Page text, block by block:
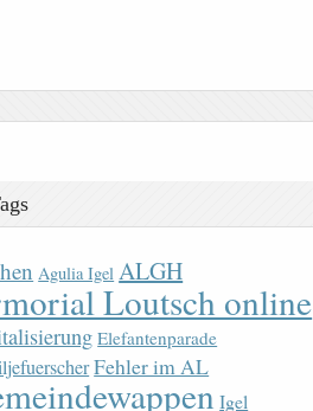
Agulia Igel ALGH
Loutsch online
Elefantenparade
Fehler im AL
Igel